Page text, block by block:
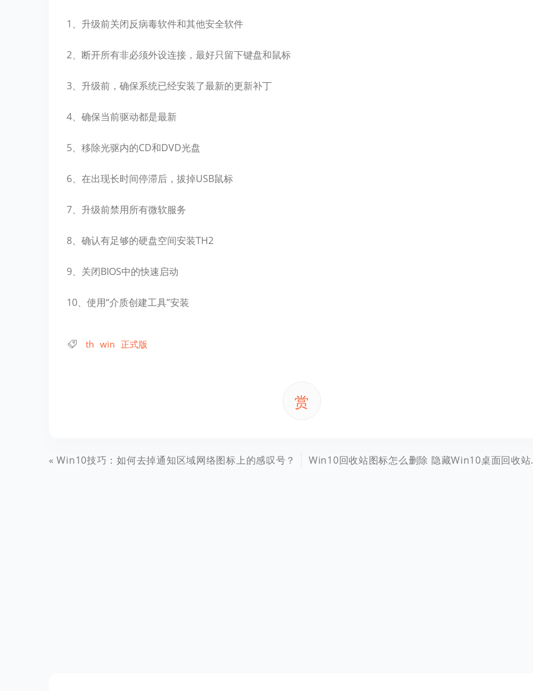
1、升级前关闭反病毒软件和其他安全软件
2、断开所有非必须外设连接，最好只留下键盘和鼠标
3、升级前，确保系统已经安装了最新的更新补丁
4、确保当前驱动都是最新
5、移除光驱内的CD和DVD光盘
6、在出现长时间停滞后，拔掉USB鼠标
7、升级前禁用所有微软服务
8、确认有足够的硬盘空间安装TH2
9、关闭BIOS中的快速启动
10、使用“介质创建工具”安装
th win 正式版
赏
Win10技巧：如何去掉通知区域网络图标上的感叹号？ Win10回